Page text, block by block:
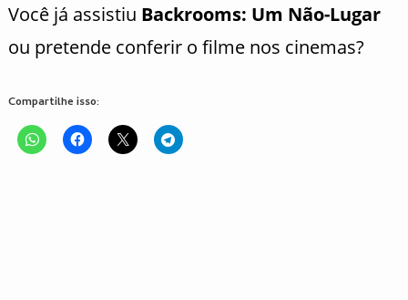
Você já assistiu Backrooms: Um Não-Lugar
ou pretende conferir o filme nos cinemas?
Compartilhe isso: